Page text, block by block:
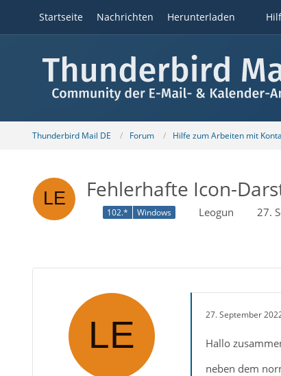
Startseite Nachrichten Herunterladen
Thunderbird Mail DE Forum Hilfe zum Arbeiten mit
Fehlerhafte Icon-
102.* Windows Leogun 27.
27. September
Hallo
neben dem